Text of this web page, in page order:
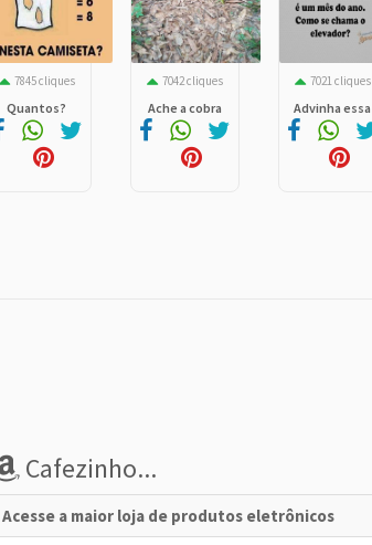
7845 cliques
Quantos?
7042 cliques
Ache a cobra
7021 cliques
Advinha essa
Cafezinho...
Acesse a maior loja de produtos eletrônicos